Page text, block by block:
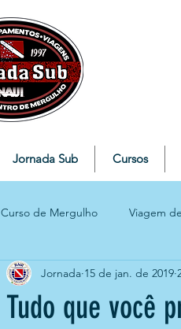
Jornada Sub Cursos
Curso de Mergulho Viagem
Tudo que você
Jornada 15 de jan. de 2019